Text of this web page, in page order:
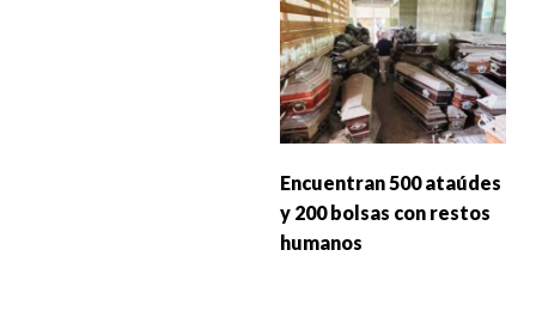
Encuentran 500 ataúdes
y 200 bolsas con restos
humanos